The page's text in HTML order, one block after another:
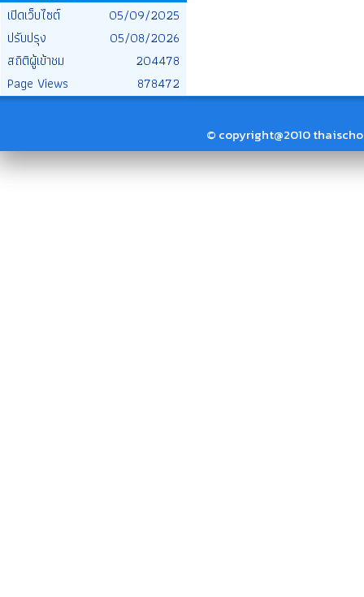
เปิดเว็บไซต์
05/09/2025
ปรับปรุง
05/08/2026
สถิติผู้เข้าชม
204478
Page Views
878472
© copyright@2010